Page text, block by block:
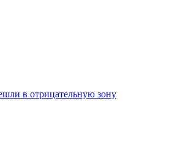
в отрицательную зону